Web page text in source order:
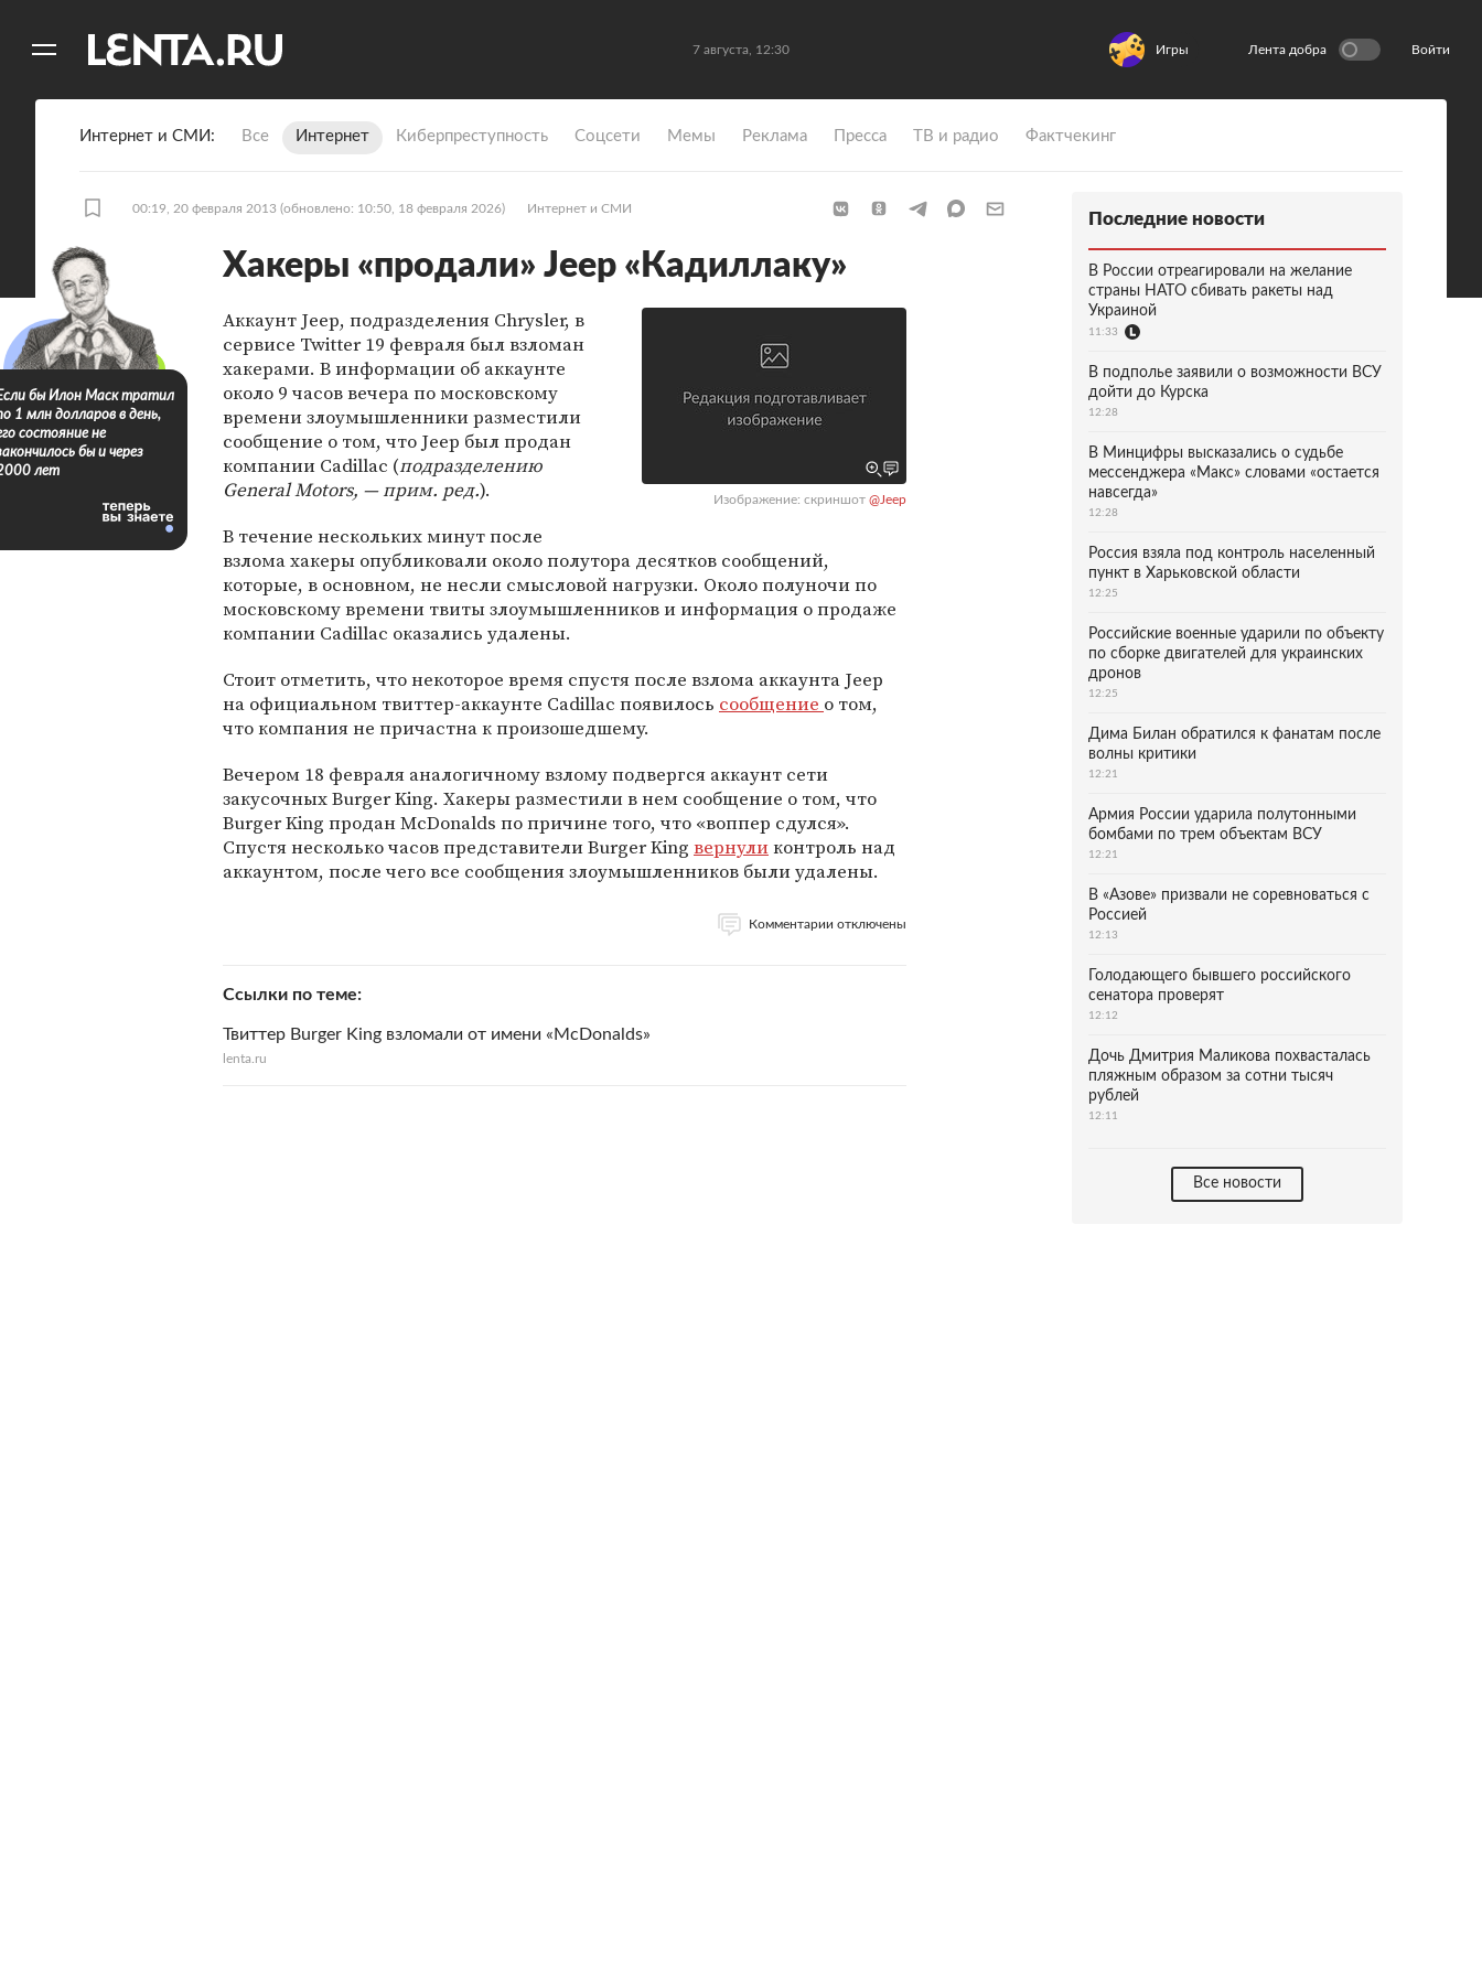
7 августа, 12:30 Игры Лента добра Войти
Интернет и СМИ Все Интернет Киберпреступность Coцсети Мемы Реклама Пресса ТВ и радио Фактчекинг
00:19, 20 февраля 2013 (обновлено: 10:50, 18 февраля 2026) Интернет и СМИ
Хакеры «продали» Jeep «Кадиллаку»
Изображение: скриншот @Jeep
Аккаунт Jeep, подразделения Chrysler, в
сервисе Twitter 19 февраля был взломан
хакерами. В информации об аккаунте
около 9 часов вечера по московскому
времени злоумышленники разместили
сообщение о том, что Jeep был продан
компании Cadillac (подразделению
General Motors, — прим. ред.).
В течение нескольких минут после
взлома хакеры опубликовали около полутора десятков сообщений,
которые, в основном, не несли смысловой нагрузки. Около полуночи по
московскому времени твиты злоумышленников и информация о продаже
компании Cadillac оказались удалены.
Стоит отметить, что некоторое время спустя после взлома аккаунта Jeep
на официальном твиттер-аккаунте Cadillac появилось сообщение о том,
что компания не причастна к произошедшему.
Вечером 18 февраля аналогичному взлому подвергся аккаунт сети
закусочных Burger King. Хакеры разместили в нем сообщение о том, что
Burger King продан McDonalds по причине того, что «воппер сдулся».
Спустя несколько часов представители Burger King вернуликонтроль над
аккаунтом, после чего все сообщения злоумышленников были удалены.
Комментарии отключены
Ссылки по теме
Твиттер Burger King взломали от имени «McDonalds»
lenta.ru
бы Илон Маск тратил
1 млн долларов в день,
состояние не
бы и через
лет
Последние новости
В России отреагировали на желание
страны НАТО сбивать ракеты над
Украиной
11:33
В подполье заявили о возможности ВСУ
дойти до Курска
12:28
В Минцифры высказались о судьбе
мессенджера «Макс» словами «остается
навсегда»
12:28
Россия взяла под контроль населенный
пункт в Харьковской области
12:25
Российские военные ударили по объекту
по сборке двигателей для украинских
дронов
12:25
Дима Билан обратился к фанатам после
волны критики
12:21
Армия России ударила полутонными
бомбами по трем объектам ВСУ
12:21
В «Азове» призвали не соревноваться с
Россией
12:13
Голодающего бывшего российского
сенатора проверят
12:12
Дочь Дмитрия Маликова похвасталась
пляжным образом за сотни тысяч
рублей
12:11
Все новости